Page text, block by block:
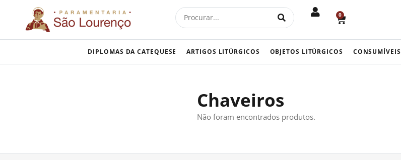
content
Procurar 0
CART
DIPLOMAS DA CATEQUESE ARTIGOS LITÚRGICOS OBJETOS LITÚRGICOS CONSUMÍVEIS
Chaveiros
Não foram encontrados produtos.